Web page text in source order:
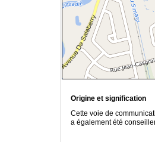
Origine et signification
Cette voie de
a également été